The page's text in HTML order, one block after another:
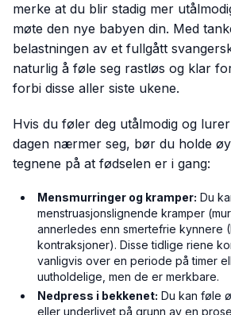
merke at du blir stadig mer
møte den nye babyen din. Med
belastningen av et fullgått
naturlig å føle seg rastløs og klar
forbi disse aller siste ukene.
Hvis du føler deg utålmodig og
dagen nærmer seg, bør du holde
tegnene på at fødselen er i gang:
Mensmurringer og kramper: Du
menstruasjonslignende kramper
annerledes enn smertefrie kynnere
kontraksjoner). Disse tidlige riene
vanligvis over en periode på timer
uutholdelige, men de er merkbare.
Nedpress i bekkenet: Du kan føle
eller underlivet på grunn av en